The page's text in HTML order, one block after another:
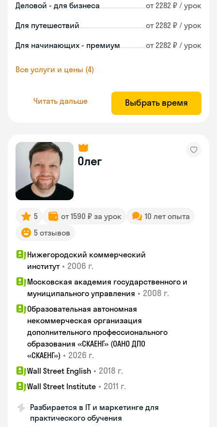
Деловой - для бизнеса от 2282 ₽ / урок
Для путешествий от 2282 ₽ / урок
Для начинающих - премиум от 2282 ₽ / урок
Все услуги и цены (4)
Читать дальше Выбрать время
Олег
5 от 1590 ₽ за урок
10 лет опыта
5 отзывов
Нижегородский коммерческий
институт • 2006 г.
Московская академия государственного и
муниципального управления • 2008 г.
Образовательная автономная
некоммерческая организация
дополнительного профессионального
образования «СКАЕНГ» (ОАНО ДПО
«СКАЕНГ») • 2026 г.
Wall Street English • 2018 г.
Wall Street Institute • 2011 г.
Разбирается в IT и маркетинге для
практического обучения